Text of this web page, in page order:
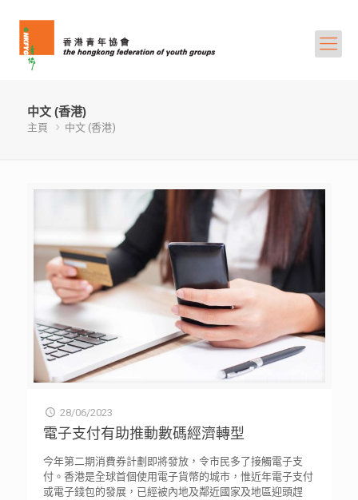
中文 (香港)
主頁 中文 (香港)
28/06/2023
電子支付有助推動數碼經濟轉型
今年第二期消費券計劃即將發放，令市民多了接觸電子支
付。香港是全球首個使用電子貨幣的城市，惟近年電子支付
或電子錢包的發展，已經被內地及鄰近國家及地區迎頭趕